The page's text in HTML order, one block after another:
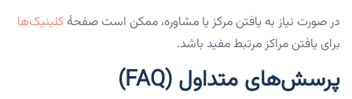
در صورت نیاز به یافتن مرکز یا مشاوره، ممکن است صفحهٔ کلینیک‌ها
برای یافتن مراکز مرتبط مفید باشد.
پرسش‌های متداول (FAQ)